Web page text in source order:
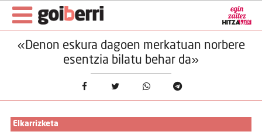
«Denon eskura dagoen merkatuan norbere
esentzia bilatu behar da»
Elkarrizketa